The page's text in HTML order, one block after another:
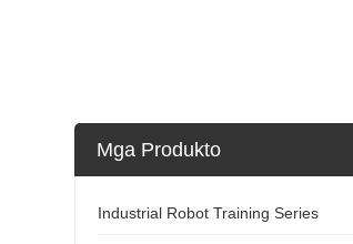
Mga Produkto
Industrial Robot Training Series